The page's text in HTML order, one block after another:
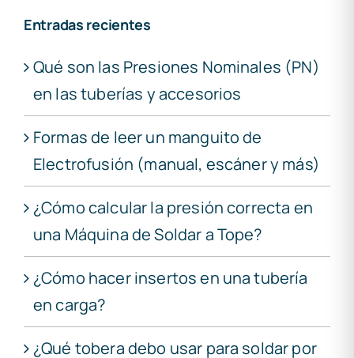
Entradas recientes
Qué son las Presiones Nominales (PN)
en las tuberías y accesorios
Formas de leer un manguito de
Electrofusión (manual, escáner y más)
¿Cómo calcular la presión correcta en
una Máquina de Soldar a Tope?
¿Cómo hacer insertos en una tubería
en carga?
¿Qué tobera debo usar para soldar por